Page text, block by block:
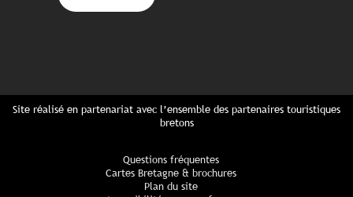
Site réalisé en partenariat avec l’ensemble des partenaires touristiques
bretons
Questions fréquentes
Cartes Bretagne & brochures
Plan du site